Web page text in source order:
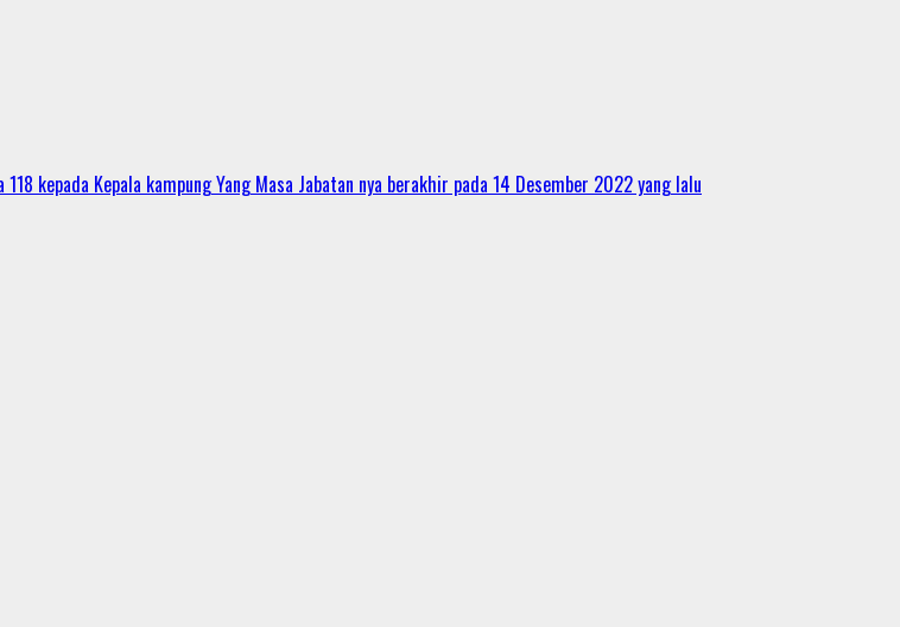
kepada Kepala kampung Yang Masa Jabatan nya berakhir pada 14 Desember 2022 yang lalu